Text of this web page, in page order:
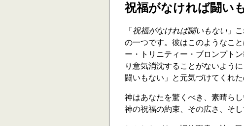
祝福がなければ闘い
「 祝福がなければ闘いもない 」
の一つです。彼はこのようなこ
ー・トリニティー・ブロンプト
り意気消沈することがないよう
闘いもない」と元気づけてくれた
神はあなたを驚くべき、素晴ら
神の祝福の約束、その広さ、そ